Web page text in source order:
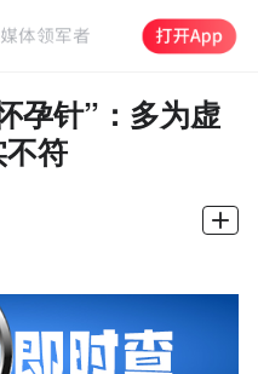
孕针”：多为虚
符